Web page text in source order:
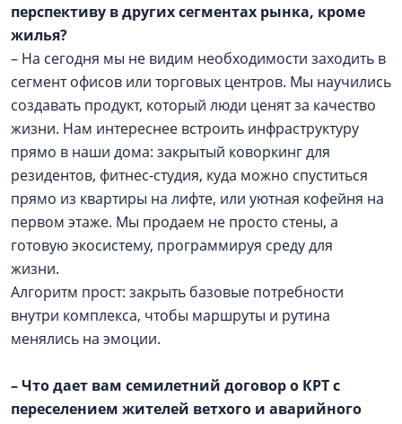
перспективу в других сегментах рынка, кроме
жилья?
– На сегодня мы не видим необходимости заходить в
сегмент офисов или торговых центров. Мы научились
создавать продукт, который люди ценят за качество
жизни. Нам интереснее встроить инфраструктуру
прямо в наши дома: закрытый коворкинг для
резидентов, фитнес-студия, куда можно спуститься
прямо из квартиры на лифте, или уютная кофейня на
первом этаже. Мы продаем не просто стены, а
готовую экосистему, программируя среду для
жизни.
Алгоритм прост: закрыть базовые потребности
внутри комплекса, чтобы маршруты и рутина
менялись на эмоции.
– Что дает вам семилетний договор о КРТ с
переселением жителей ветхого и аварийного